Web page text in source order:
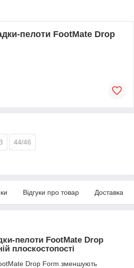
пелоти FootMate Drop
44/46
Відгуки про товар Доставка
пелоти FootMate Drop
плоскостопості
Drop Form зменшують